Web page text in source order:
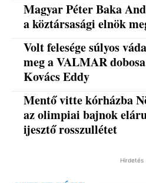
Magyar Péter Baka
a köztársasági elnök
Volt felesége súlyos
meg a VALMAR
Kovács Eddy
Mentő vitte kórházba
az olimpiai bajnok
ijesztő rosszullétet
Hirdetés